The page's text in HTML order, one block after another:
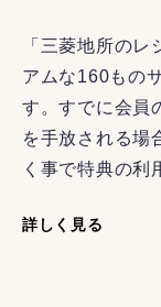
「三菱地所の
アムな160もの
す。すでに会員
を手放される場
く事で特典の利
詳しく見る